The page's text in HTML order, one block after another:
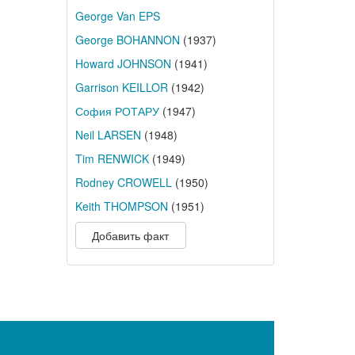
George Van EPS
George BOHANNON (1937)
Howard JOHNSON (1941)
Garrison KEILLOR(1942)
София РОТАРУ(1947)
Neil LARSEN (1948)
Tim RENWICK(1949)
Rodney CROWELL(1950)
Keith THOMPSON (1951)
Добавить факт